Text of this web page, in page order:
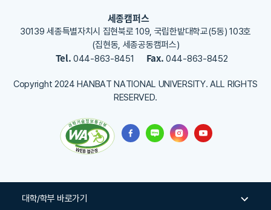
세종캠퍼스
30139 세종특별자치시 집현북로 109, 국립한밭대학교(5동) 103호
(집현동, 세종공동캠퍼스)
Tel.044-863-8451 Fax. 044-863-8452
Copyright 2024 HANBAT NATIONAL UNIVERSITY. ALL RIGHTS
RESERVED.
대학/학부 바로가기